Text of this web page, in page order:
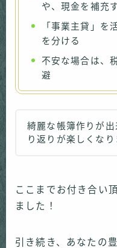
や、現金を補充
「事業主貸」を
を分ける
不安な場合は、
避
綺麗な帳簿作りが
り返りが楽しくなり
ここまでお付き合い
ました！
引き続き、あなたの